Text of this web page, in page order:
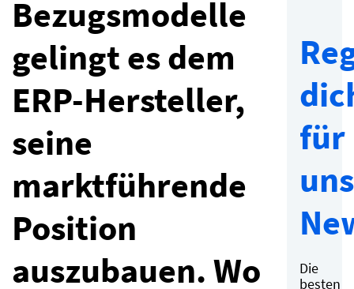
Bezugsmodelle
gelingt es dem
ERP-Hersteller,
seine
marktführende
Position
auszubauen. Wo
für
Die
besten